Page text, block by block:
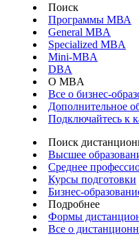
Поиск
Программы МВА
General MBA
Specialized MBA
Mini-MBA
DBA
О MBA
Все о бизнес-
Дополнительное
Подключайтесь к
Поиск
Высшее
Среднее
Курсы подготовки
Бизнес-
Подробнее
Формы
Все о